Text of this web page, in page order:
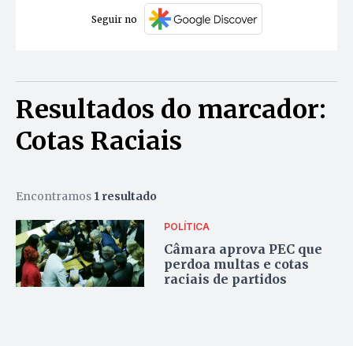
Seguir no
Resultados do marcador:
Cotas Raciais
Encontramos 1 resultado
POLÍTICA
Câmara aprova PEC que
perdoa multas e cotas
raciais de partidos